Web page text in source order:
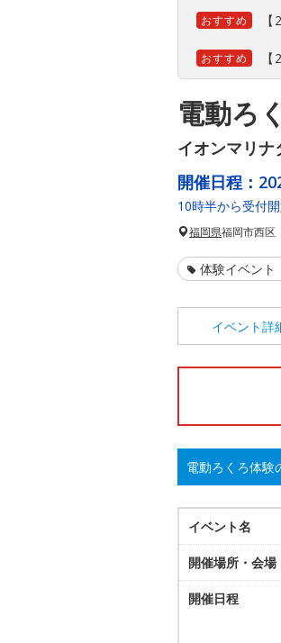
おすすめ
おすすめ
電動ろ
イオンマリナ
開催日程：
10時半から受付
福岡県福岡市西区
体験イベント
イベント詳
電動ろくろ体験
イベント名
開催場所・会場
開催日程